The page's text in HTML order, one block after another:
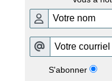
S'abonner